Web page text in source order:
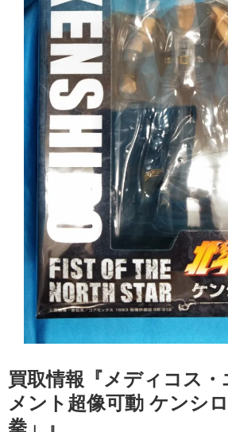
買取情報『メディコス
メント超像可動 ​ケンシ
拳」』